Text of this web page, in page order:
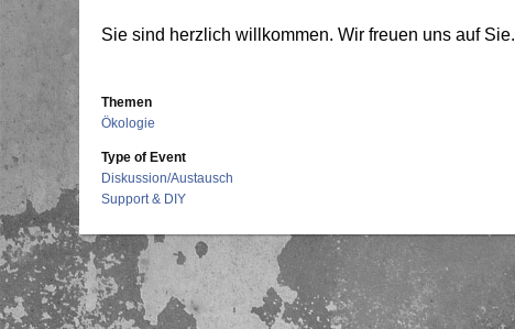
Sie sind herzlich willkommen. Wir freuen uns auf Sie.
Themen
Ökologie
Type of Event
Diskussion/Austausch
Support & DIY